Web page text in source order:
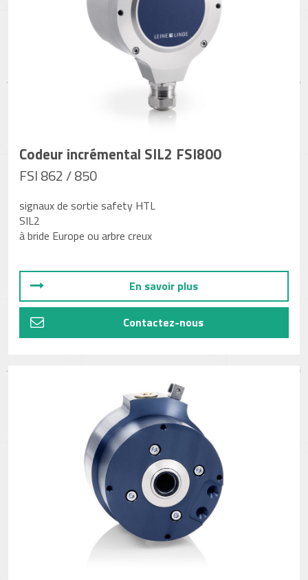
Codeur incrémental SIL2 FSI800
FSI 862 / 850
signaux de sortie safety HTL
SIL2
à bride Europe ou arbre creux
En savoir plus
Contactez-nous